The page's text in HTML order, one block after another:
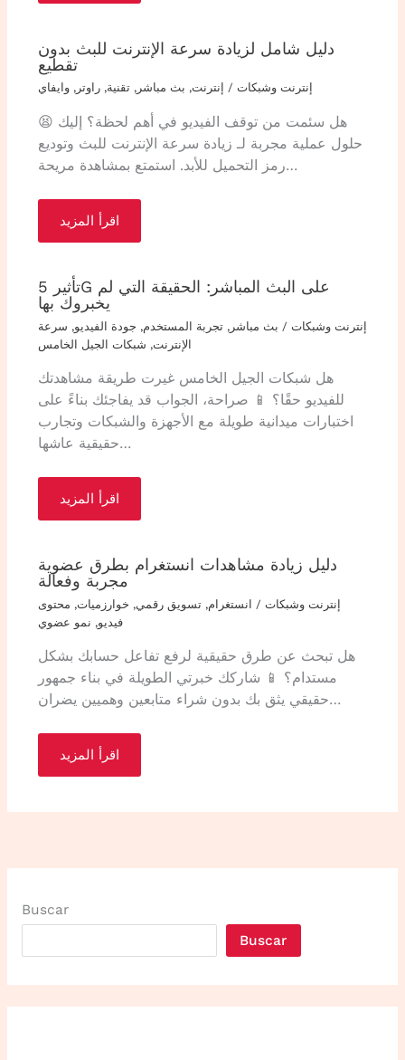
دليل شامل لزيادة سرعة الإنترنت للبث بدون
تقطيع
إنترنت وشبكات / إنترنت, بث مباشر,تقنية,راوتر,وايفاي
😫 هل سئمت من توقف الفيديو في أهم لحظة؟ إليك
حلول عملية مجربة لـ زيادة سرعة الإنترنت للبث وتوديع
رمز التحميل للأبد. استمتع بمشاهدة مريحة…
اقرأ المزيد
تأثير 5G على البث المباشر: الحقيقة التي لم
يخبروك بها
إنترنت وشبكات / بث مباشر,تجربة المستخدم, جودة الفيديو, سرعة
الإنترنت, شبكات الجيل الخامس
هل شبكات الجيل الخامس غيرت طريقة مشاهدتك
للفيديو حقًا؟ 📱 صراحة، الجواب قد يفاجئك بناءً على
اختبارات ميدانية طويلة مع الأجهزة والشبكات وتجارب
حقيقية عاشها…
اقرأ المزيد
دليل زيادة مشاهدات انستغرام بطرق عضوية
مجربة وفعالة
إنترنت وشبكات / انستغرام,تسويق رقمي, خوارزميات, محتوى
فيديو, نمو عضوي
هل تبحث عن طرق حقيقية لرفع تفاعل حسابك بشكل
مستدام؟ 📱 شاركك خبرتي الطويلة في بناء جمهور
حقيقي يثق بك بدون شراء متابعين وهميين يضران…
اقرأ المزيد
Buscar
Buscar